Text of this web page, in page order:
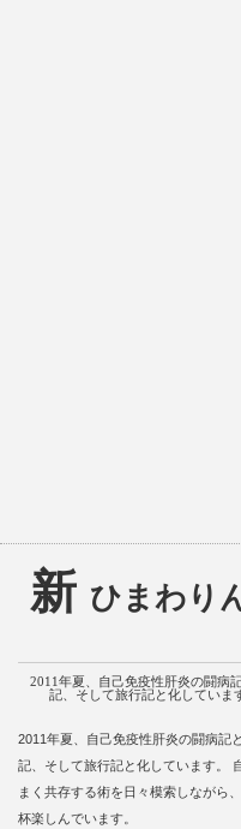
新 ひまわり
2011年夏、自己免疫性肝炎の闘病
記、そして旅行記と化していま
2011年夏、自己免疫性肝炎の闘病記
記、そして旅行記と化しています。
まく共存する術を日々模索しながら
杯楽しんでいます。